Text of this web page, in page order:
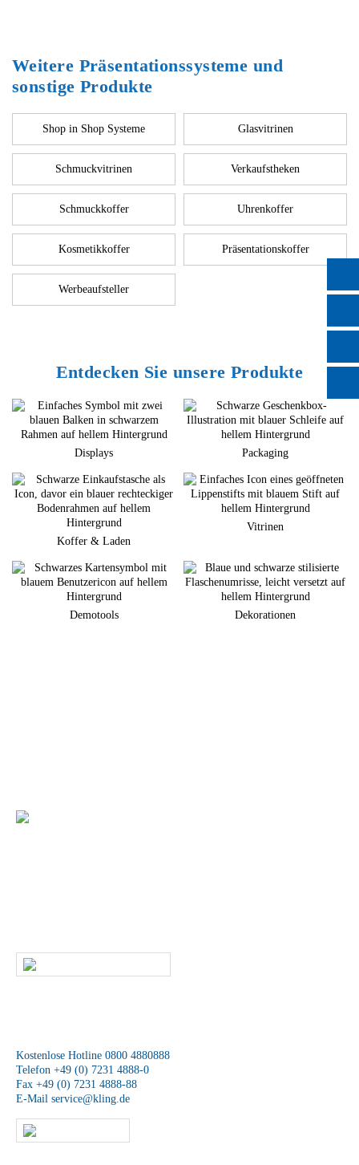
Weitere Präsentationssysteme und
sonstige Produkte
Shop in Shop Systeme Glasvitrinen
Schmuckvitrinen Verkaufstheken
Schmuckkoffer Uhrenkoffer
Kosmetikkoffer Präsentationskoffer
Werbeaufsteller
Entdecken Sie unsere Produkte
Displays Packaging
Koffer & Laden
Vitrinen
Demotools Dekorationen
Kostenlose Hotline 0800 4880888
Telefon +49 (0) 7231 4888-0
Fax +49 (0) 7231 4888-88
E-Mail service@kling.de